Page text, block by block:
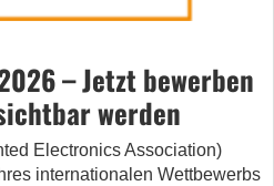
– Jetzt bewerben
werden
Electronics Association)
internationalen Wettbewerbs